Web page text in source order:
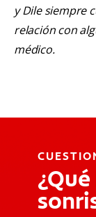
y Dile siempre
relación con
médico.